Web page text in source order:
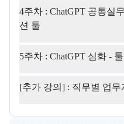
4주차 : ChatGPT 공통실
션 툴
5주차 : ChatGPT 심화 -
[추가 강의] : 직무별 업무